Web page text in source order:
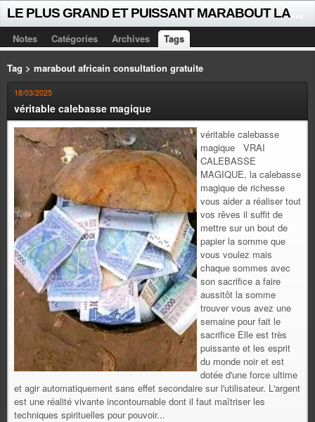
L
E PLUS GRAND ET PUISSANT MARABOUT LALAYE SORCIER VOYANT CELEBRE D'AFRIQUE INTERNATIONAL +229 +229 51021018
Notes Catégories Archives Tags
Tag > marabout africain consultation gratuite
18/03/2025
véritable calebasse magique
véritable calebasse
magique VRAI
CALEBASSE
MAGIQUE, la calebasse
magique de richesse
vous aider a réaliser tout
vos rêves il suffit de
mettre sur un bout de
papier la somme que
vous voulez mais
chaque sommes avec
son sacrifice a faire
aussitôt la somme
trouver vous avez une
semaine pour fait le
sacrifice Elle est très
puissante et les esprit
du monde noir et est
dotée d'une force ultime
et agir automatiquement sans effet secondaire sur l'utilisateur. L'argent
est une réalité vivante incontournable dont il faut maîtriser les
techniques spirituelles pour pouvoir...